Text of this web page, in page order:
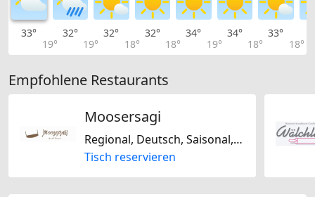
33°
19°
32°
19°
32°
18°
32°
18°
34°
19°
34°
18°
33°
18°
Empfohlene Restaurants
Moosersagi
Regional, Deutsch, Saisonal, Schweizerisch
Tisch reservieren